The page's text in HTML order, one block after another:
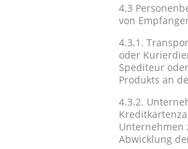
4.3
von
4.3.1.
oder
Spediteur
Produkts an
4.3.2.
Unternehmen
Abwicklung